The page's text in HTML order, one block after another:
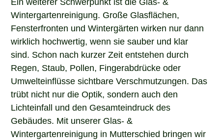
Wintergartenreinigung. Große Glasflächen,
Fensterfronten und Wintergärten wirken nur dann
wirklich hochwertig, wenn sie sauber und klar
sind. Schon nach kurzer Zeit entstehen durch
Regen, Staub, Pollen, Fingerabdrücke oder
Umwelteinflüsse sichtbare Verschmutzungen. Das
trübt nicht nur die Optik, sondern auch den
Lichteinfall und den Gesamteindruck des
Gebäudes. Mit unserer Glas- &
Wintergartenreinigung in Mutterschied bringen wir